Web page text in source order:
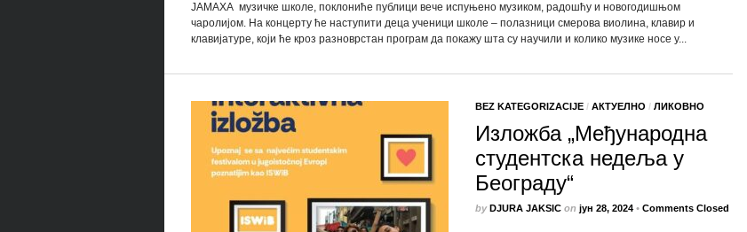
ЈАМАХА музичке школе, поклониће публици вече испуњено музиком, радошћу и новогодишњом
чаролијом. На концерту ће наступити деца ученици школе – полазници смерова виолина, клавир и
клавијатуре, који ће кроз разноврстан програм да покажу шта су научили и колико музике носе у...
BEZ KATEGORIZACIJE/ АКТУЕЛНО / ЛИКОВНО
Изложба „Међународна
студентска недеља у
Београду“
byDJURA JAKSICon јун 28, 2024 • Comments Closed